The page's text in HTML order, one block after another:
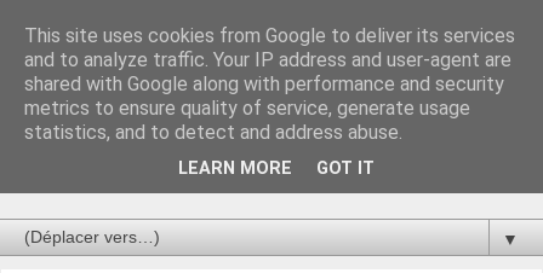
Au bistro !
La connerie étant le seul chemin susceptible de nous faire
entrevoir une parcelle de vérité, utilisons la par des moyens
de communication efficaces. Le temps qu'on remplisse nos
▼
This site uses cookies from Google to deliver its services
and to analyze traffic. Your IP address and user-agent are
shared with Google along with performance and security
metrics to ensure quality of service, generate usage
statistics, and to detect and address abuse.
LEARN MORE GOT IT